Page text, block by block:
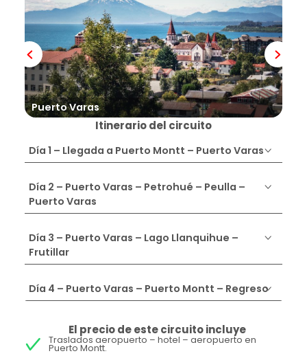
Puerto Varas
Itinerario del circuito
Día 1 – Llegada a Puerto Montt – Puerto Varas
Día 2 – Puerto Varas – Petrohué – Peulla –
Puerto Varas
Día 3 – Puerto Varas – Lago Llanquihue –
Frutillar
Día 4 – Puerto Varas – Puerto Montt – Regreso
El precio de este circuito incluye
Traslados aeropuerto – hotel – aeropuerto en
Puerto Montt.